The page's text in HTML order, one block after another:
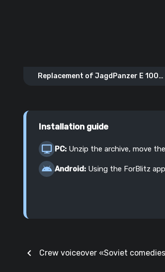
Replacement of JagdPanzer E 100
Installation guide
PC: Unzip the archive, move
Android: Using the ForBlitz
chevron_left Crew voiceover «Soviet